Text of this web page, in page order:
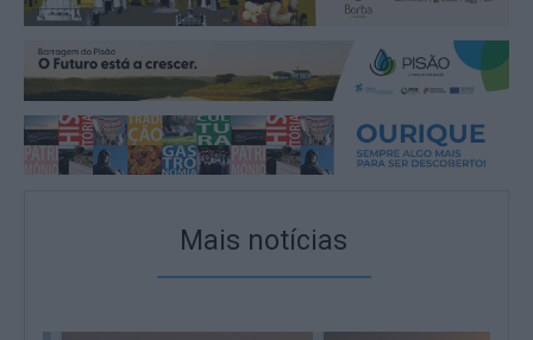
Mais notícias